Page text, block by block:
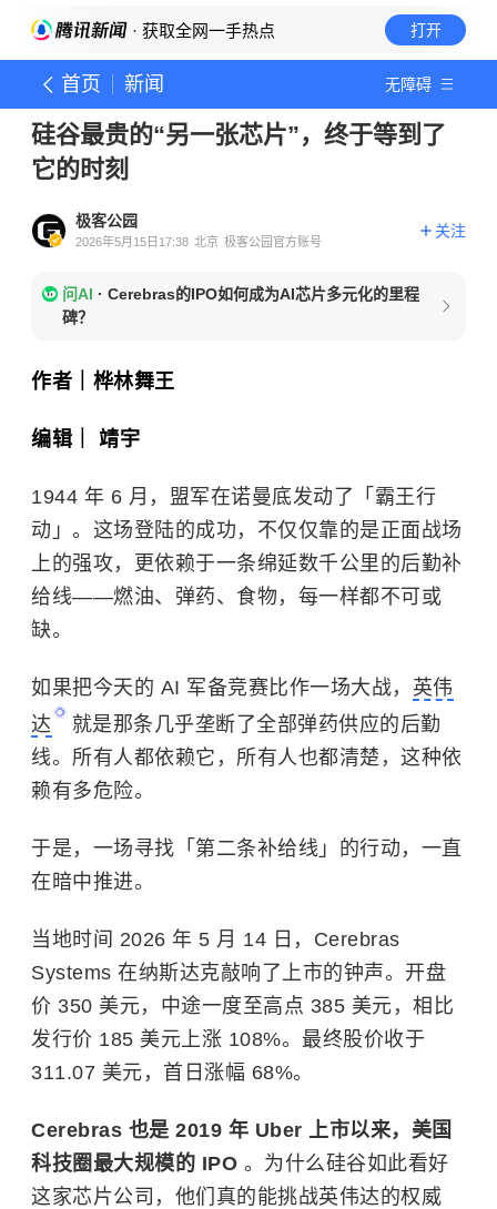
· 获取全网一手热点 打开
首页 新闻 无障碍
硅谷最贵的“另一张芯片”，终于等到了
它的时刻
极客公园
2026年5月15日17:38 北京 极客公园官方账号
关注
问AI · Cerebras的IPO如何成为AI芯片多元化的里程
碑？
作者｜桦林舞王
编辑｜ 靖宇
1944 年 6 月，盟军在诺曼底发动了「霸王行
动」。这场登陆的成功，不仅仅靠的是正面战场
上的强攻，更依赖于一条绵延数千公里的后勤补
给线——燃油、弹药、食物，每一样都不可或
缺。
如果把今天的 AI 军备竞赛比作一场大战， 英伟
达
就是那条几乎垄断了全部弹药供应的后勤
线。所有人都依赖它，所有人也都清楚，这种依
赖有多危险。
于是，一场寻找「第二条补给线」的行动，一直
在暗中推进。
当地时间 2026 年 5 月 14 日，Cerebras
Systems 在纳斯达克敲响了上市的钟声。开盘
价 350 美元，中途一度至高点 385 美元，相比
发行价 185 美元上涨 108%。最终股价收于
311.07 美元，首日涨幅 68%。
Cerebras 也是 2019 年 Uber 上市以来，美国
科技圈最大规模的 IPO 。为什么硅谷如此看好
这家芯片公司，他们真的能挑战英伟达的权威